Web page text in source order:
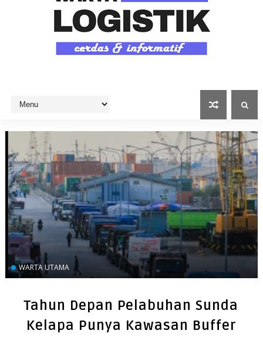
WARTA UTAMA
Tahun Depan Pelabuhan Sunda
Kelapa Punya Kawasan Buffer